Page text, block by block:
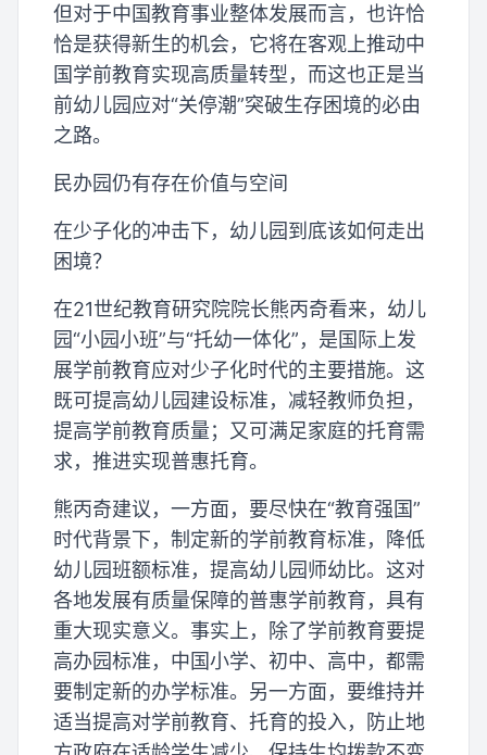
但对于中国教育事业整体发展而言，也许恰
恰是获得新生的机会，它将在客观上推动中
国学前教育实现高质量转型，而这也正是当
前幼儿园应对“关停潮”突破生存困境的必由
之路。
民办园仍有存在价值与空间
在少子化的冲击下，幼儿园到底该如何走出
困境？
在21世纪教育研究院院长熊丙奇看来，幼儿
园“小园小班”与“托幼一体化”，是国际上发
展学前教育应对少子化时代的主要措施。这
既可提高幼儿园建设标准，减轻教师负担，
提高学前教育质量；又可满足家庭的托育需
求，推进实现普惠托育。
熊丙奇建议，一方面，要尽快在“教育强国”
时代背景下，制定新的学前教育标准，降低
幼儿园班额标准，提高幼儿园师幼比。这对
各地发展有质量保障的普惠学前教育，具有
重大现实意义。事实上，除了学前教育要提
高办园标准，中国小学、初中、高中，都需
要制定新的办学标准。另一方面，要维持并
适当提高对学前教育、托育的投入，防止地